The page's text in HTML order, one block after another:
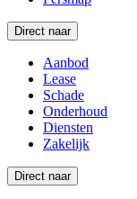
Direct naar
Aanbod
Lease
Schade
Onderhoud
Diensten
Zakelijk
Direct naar